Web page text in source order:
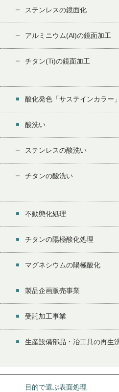
ステンレスの鏡面化
アルミニウム(Al)の鏡面加工
チタン(Ti)の鏡面加工
酸化発色「サステインカラー
酸洗い
ステンレスの酸洗い
チタンの酸洗い
不動態化処理
チタンの陽極酸化処理
マグネシウムの陽極酸化
製品企画販売事業
受託加工事業
生産設備部品・冶工具の再生
目的で選ぶ表面処理